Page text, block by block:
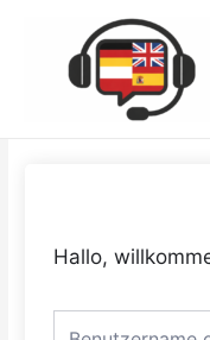
Hallo,